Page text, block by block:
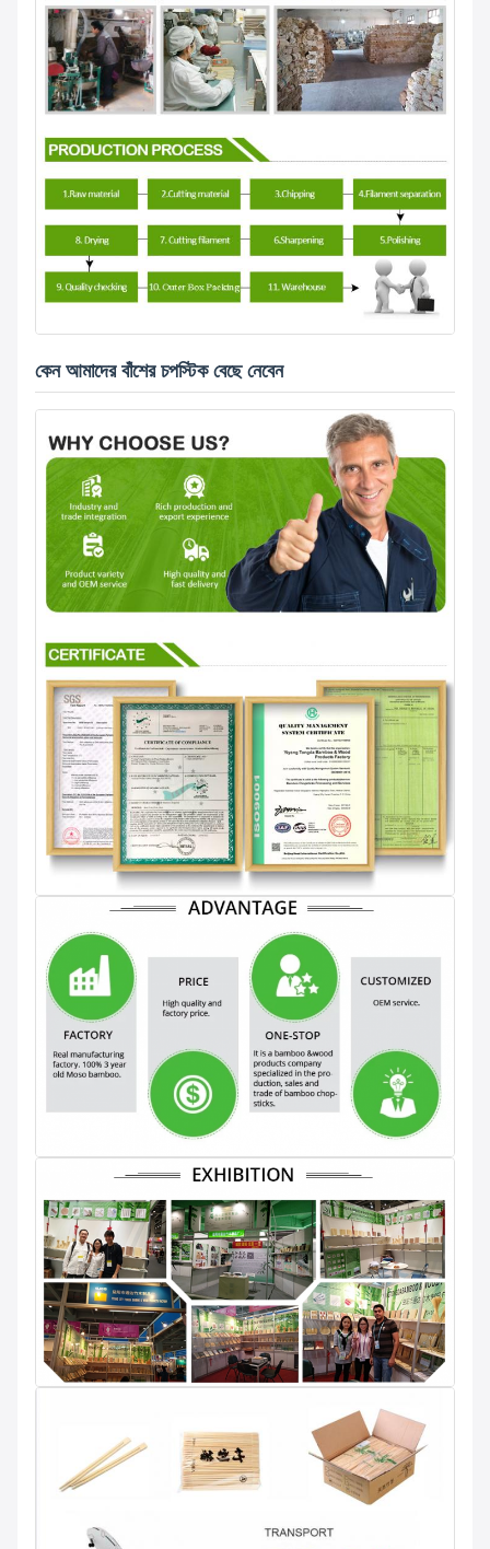
কেন আমাদের বাঁশের চপস্টিক বেছে নেবেন